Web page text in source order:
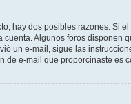
hay dos posibles razones. Si
Algunos foros
un e-mail, sigue las
e-mail que proporcinaste es